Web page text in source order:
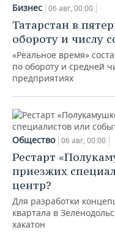
Бизнес 06 авг, 00:00
Татарстан в
обороту и числу
«Реальное время»
по обороту и средней
предприятиях
Общество 06 авг, 00:00
Рестарт
приезжих
центр?
Для разработки
квартала в
хакатон